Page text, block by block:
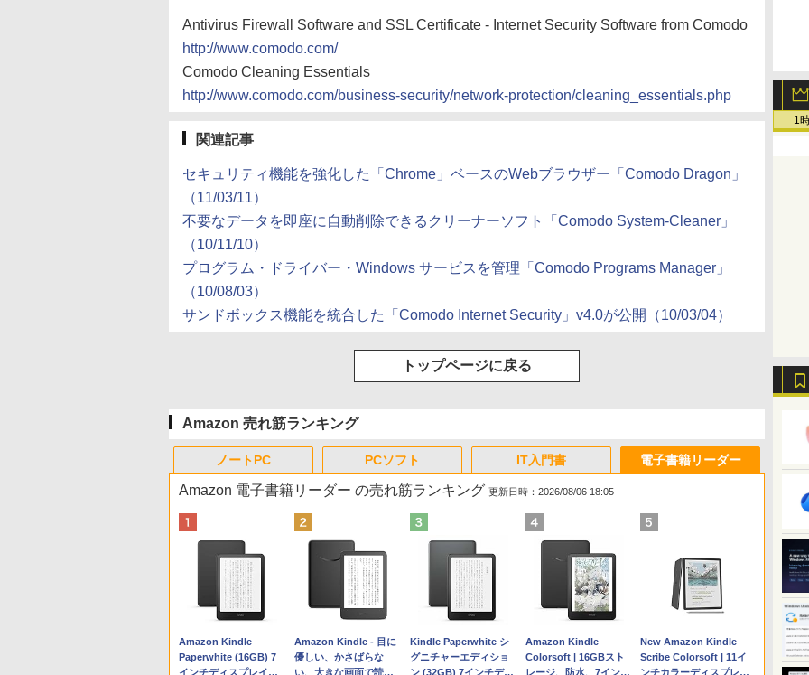
1
Antivirus Firewall Software and SSL Certificate - Internet Security Software from Comodo
http://www.comodo.com/
Comodo Cleaning Essentials
http://www.comodo.com/business-security/network-protection/cleaning_essentials.php
関連記事
セキュリティ機能を強化した「Chrome」ベースのWebブラウザー「Comodo Dragon」
（11/03/11）
不要なデータを即座に自動削除できるクリーナーソフト「Comodo System-Cleaner」
（10/11/10）
プログラム・ドライバー・Windows サービスを管理「Comodo Programs Manager」
（10/08/03）
サンドボックス機能を統合した「Comodo Internet Security」v4.0が公開（10/03/04）
トップページに戻る
Amazon 売れ筋ランキング
ノートPC
Apple 2026 MacBook
Neo A18 Proチップ搭
載13インチノートブッ
tomtoc 360°保護 15.6
16インチ パソコンケー
ス Dell NEC Lavie
Apple 2026 MacBook
Air M5チップ搭載13イ
ンチノートブック：AI
【Amazon.co.jp限定】
HP ノートパソコン 15-
fd 15.6インチ 16GBメ
FMV ノートパソコン
WE1-K3 (MS 365
Personal/Copilotキー搭
PCソフト
Robloxギフトカード -
800 Robux 【限定バー
チャルアイテムを含
Microsoft Office
Home & Business
2024(最新 永続版)|オン
Robloxギフトカード -
2,000 Robux 【限定バ
ーチャルアイテムを含
Robloxギフトカード -
1000 Robux 【限定バ
ーチャルアイテムを含
Microsoft Office Home
2024(最新 永続版)|オンラ
インコード
IT入門書
生成AIパスポート公式
テキスト 第４版
AIイラスト表現辞典: 思
い通りの絵を引き出す
プロンプトの言葉 AI画
ClaudeCode いちばん
やさしい 教科書: 非エ
ンジニア 初心者 素人
FM TOWNS ハイパ
ー・カタログ: 本体ハー
ドウェア・市販ソフト
1冊ですべて身につく
HTML & CSSとWebデザ
イン入門講座［第2版］
電子書籍リーダー
Amazon 電子書籍リーダー の売れ筋ランキング 更新日時：2026/08/06 18:05
Amazon Kindle
Paperwhite (16GB) 7
インチディスプレイ、
Amazon Kindle - 目に
優しい、かさばらな
い、大きな画面で読み
Kindle Paperwhite シ
グニチャーエディショ
ン (32GB) 7インチディ
Amazon Kindle
Colorsoft | 16GBスト
レージ、防水、7インチ
New Amazon Kindle
Scribe Colorsoft | 11イ
ンチカラーディスプレ